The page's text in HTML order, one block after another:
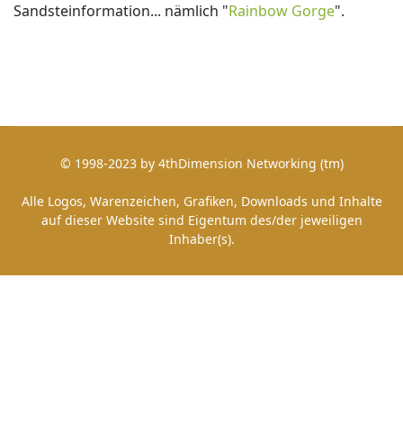
Sandsteinformation... nämlich "Rainbow Gorge".
© 1998-2023 by 4thDimension Networking (tm)
Alle Logos, Warenzeichen, Grafiken, Downloads und Inhalte
auf dieser Website sind Eigentum des/der jeweiligen
Inhaber(s).